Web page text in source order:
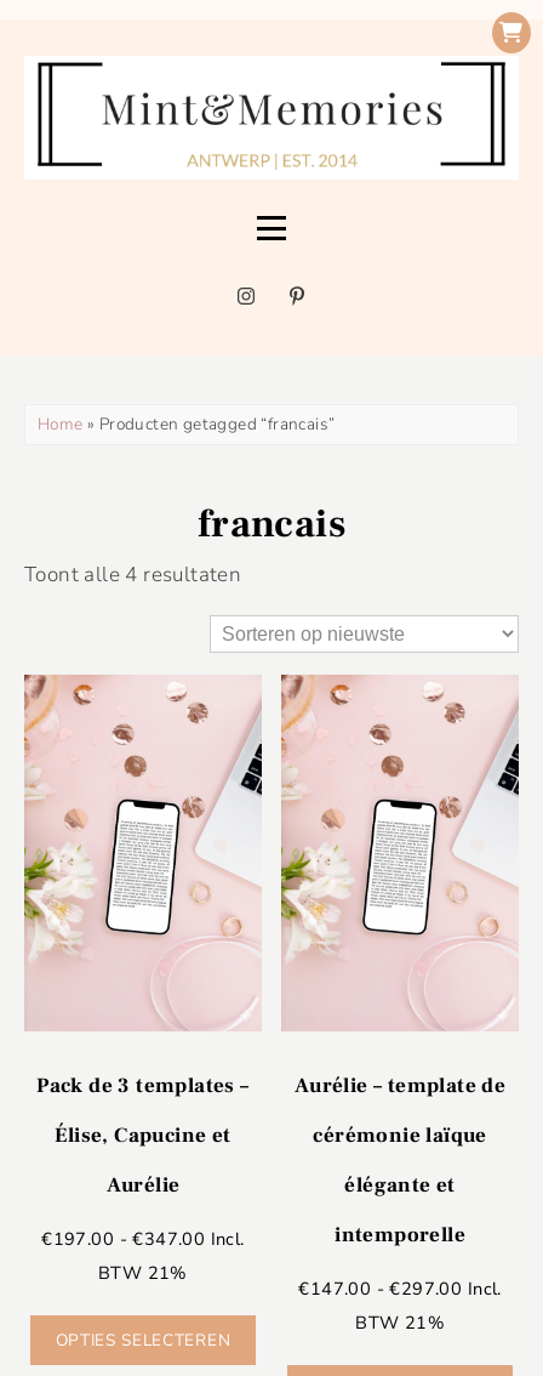
Home » Producten getagged “francais”
francais
Toont alle 4 resultaten
Pack de 3 templates –
Élise, Capucine et
Aurélie
€197.00 - €347.00 Incl.
BTW 21%
OPTIES SELECTEREN
Aurélie – template de
cérémonie laïque
élégante et
intemporelle
€147.00 - €297.00 Incl.
BTW 21%